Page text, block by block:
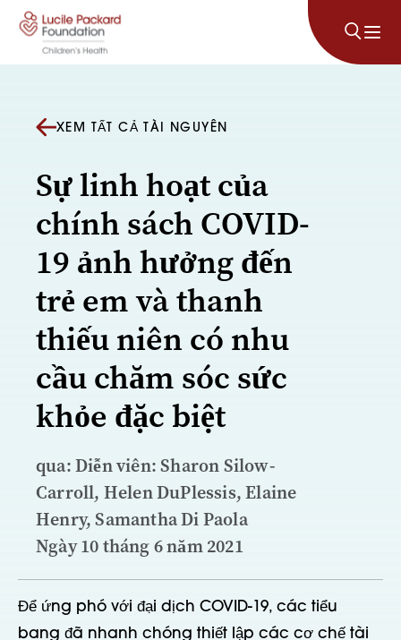
Bỏ qua nội dung
XEM TẤT CẢ TÀI NGUYÊN
Sự linh hoạt của
chính sách COVID-
19 ảnh hưởng đến
trẻ em và thanh
thiếu niên có nhu
cầu chăm sóc sức
khỏe đặc biệt
qua: Diễn viên: Sharon Silow-
Carroll, Helen DuPlessis, Elaine
Henry, Samantha Di Paola
Ngày 10 tháng 6 năm 2021
Để ứng phó với đại dịch COVID-19, các tiểu
bang đã nhanh chóng thiết lập các cơ chế tài